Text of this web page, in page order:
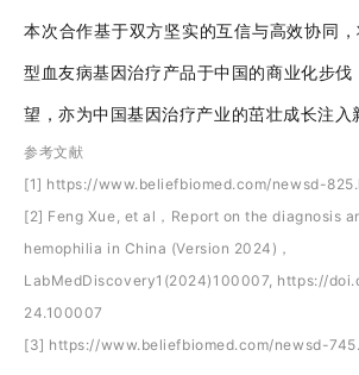
本次合作基于双方坚实的互信与高效协同
型血友病基因治疗产品于中国的商业化步伐
望，亦为中国基因治疗产业的茁壮成长注入
参考文献
[1] https://www.beliefbiomed.com/newsd-
[2] Feng Xue, et al，Report on the diagnosis
hemophilia in China (Version 2024)，
LabMedDiscovery1(2024)100007, https://
24.100007
[3] https://www.beliefbiomed.com/newsd-